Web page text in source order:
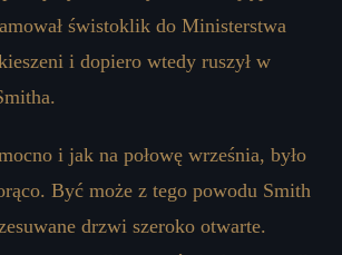
świstoklik do Ministerstwa
i dopiero wtedy ruszył w
i jak na połowę września, było
Być może z tego powodu Smith
drzwi szeroko otwarte.